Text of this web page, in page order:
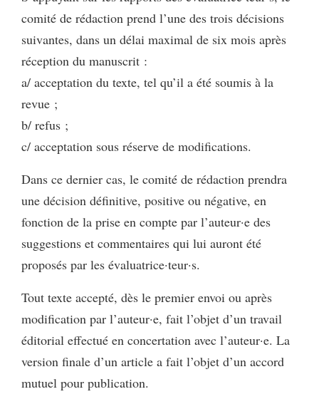
comité de rédaction prend l’une des trois décisions
suivantes, dans un délai maximal de six mois après
réception du manuscrit :
a/ acceptation du texte, tel qu’il a été soumis à la
revue ;
b/ refus ;
c/ acceptation sous réserve de modifications.
Dans ce dernier cas, le comité de rédaction prendra
une décision définitive, positive ou négative, en
fonction de la prise en compte par l’auteur·e des
suggestions et commentaires qui lui auront été
proposés par les évaluatrice·teur·s.
Tout texte accepté, dès le premier envoi ou après
modification par l’auteur·e, fait l’objet d’un travail
éditorial effectué en concertation avec l’auteur·e. La
version finale d’un article a fait l’objet d’un accord
mutuel pour publication.